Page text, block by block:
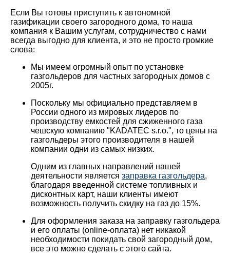
Если Вы готовы приступить к автономной
газификации своего загородного дома, то наша
компания к Вашим услугам, сотрудничество с нами
всегда выгодно для клиента, и это не просто громкие
слова:
Мы имеем огромный опыт по установке
газгольдеров для частных загородных домов с
2005г.
Поскольку мы официально представляем в
России одного из мировых лидеров по
производству емкостей для сжиженного газа
чешскую компанию "KADATEC s.r.o.", то цены на
газгольдеры этого производителя в нашей
компании одни из самых низких.
Одним из главных направлений нашей
деятельности является заправка газгольдера,
благодаря введенной системе топливных и
дисконтных карт, наши клиенты имеют
возможность получить скидку на газ до 15%.
Для оформления заказа на заправку газгольдера
и его оплаты (online-оплата) нет никакой
необходимости покидать свой загородный дом,
все это можно сделать с этого сайта.